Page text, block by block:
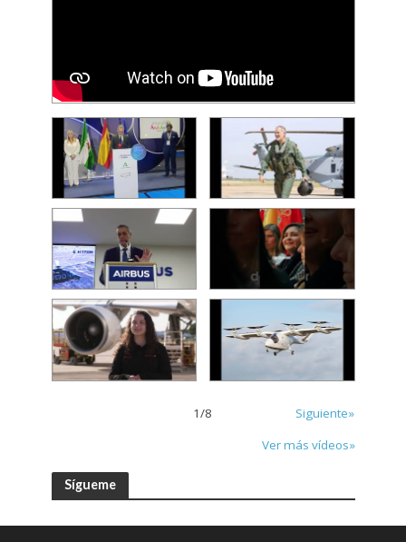
1/8
Siguiente»
Ver más vídeos»
Sígueme